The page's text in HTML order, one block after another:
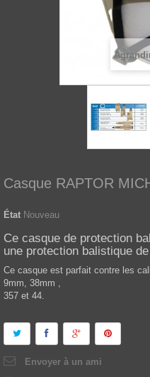
Casque RAPTOR
État Nouveau
Ce casque de protection
une protection balistique
Ce casque est parfait contre les
9mm, 38mm ,
357 et 44.
Envoyer à un ami